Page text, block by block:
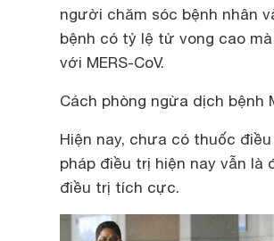
người chăm sóc bệnh nhân
bệnh có tỷ lệ tử vong cao
với MERS-CoV.
Cách phòng ngừa dịch bệnh
Hiện nay, chưa có thuốc
pháp điều trị hiện nay vẫn
điều trị tích cực.